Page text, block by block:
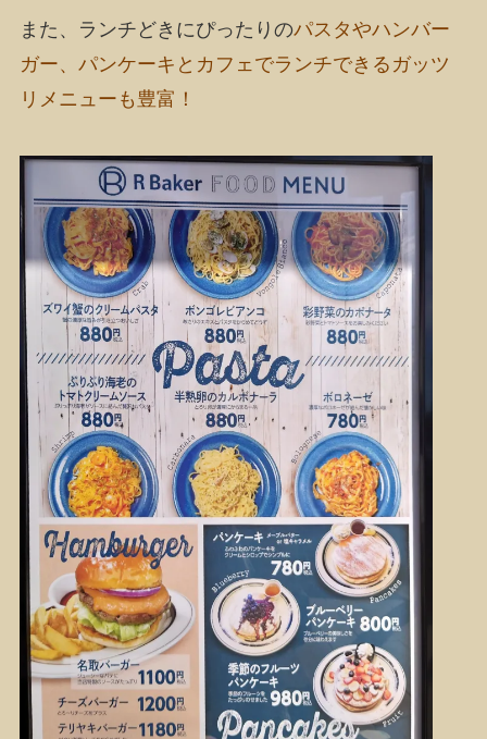
また、ランチどきにぴったりのパスタやハンバー
ガー、パンケーキとカフェでランチできるガッツ
リメニューも豊富！